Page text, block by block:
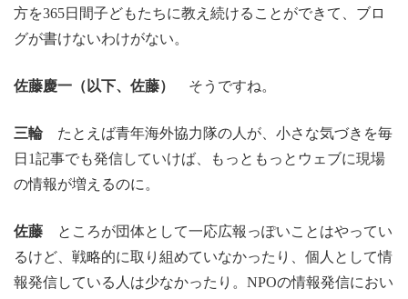
方を365日間子どもたちに教え続けることができて、ブロ
グが書けないわけがない。
佐藤慶一（以下、佐藤） そうですね。
三輪たとえば青年海外協力隊の人が、小さな気づきを毎
日1記事でも発信していけば、もっともっとウェブに現場
の情報が増えるのに。
佐藤 ところが団体として一応広報っぽいことはやってい
るけど、戦略的に取り組めていなかったり、個人として情
報発信している人は少なかったり。NPOの情報発信におい